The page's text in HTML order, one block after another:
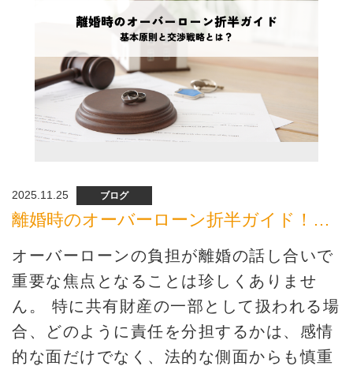
2025.11.25 ブログ
離婚時のオーバーローン折半ガイド！基本原則と交渉戦略とは？
オーバーローンの負担が離婚の話し合いで
重要な焦点となることは珍しくありませ
ん。 特に共有財産の一部として扱われる場
合、どのように責任を分担するかは、感情
的な面だけでなく、法的な側面からも慎重